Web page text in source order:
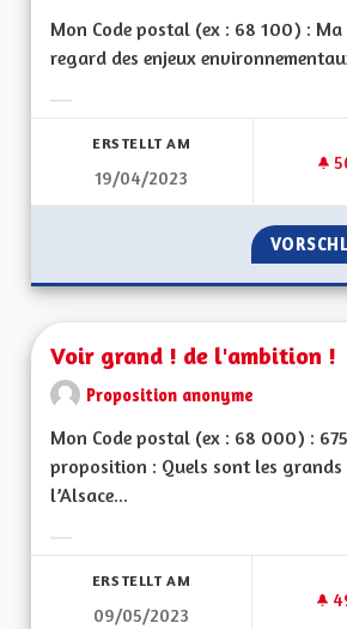
Mon Code postal (ex : 68 100) :
regard des enjeux
ERSTELLT AM
19/04/2023
Voir grand ! de l'ambition !
Proposition anonyme
Mon Code postal (ex : 68 000) :
proposition : Quels sont les
l’Alsace...
ERSTELLT AM
09/05/2023